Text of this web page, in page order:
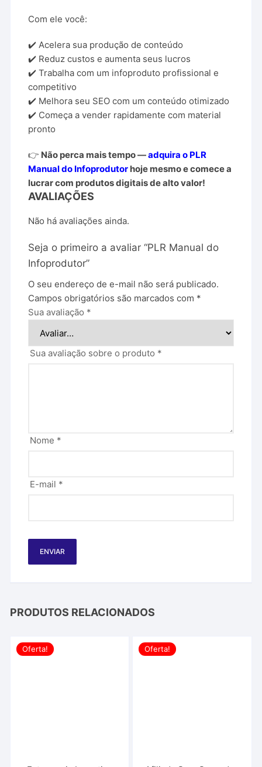
Com ele você:
✔️ Acelera sua produção de conteúdo
✔️ Reduz custos e aumenta seus lucros
✔️ Trabalha com um infoproduto profissional e
competitivo
✔️ Melhora seu SEO com um conteúdo otimizado
✔️ Começa a vender rapidamente com material
pronto
👉 Não perca mais tempo —adquira o PLR
Manual do Infoprodutor hoje mesmo e comece a
lucrar com produtos digitais de alto valor!
AVALIAÇÕES
Não há avaliações ainda.
Seja o primeiro a avaliar “PLR Manual do
Infoprodutor”
O seu endereço de e-mail não será publicado.
Campos obrigatórios são marcados com *
Sua avaliação *
Sua avaliação sobre o produto *
Nome *
E-mail *
PRODUTOS RELACIONADOS
Oferta! Oferta!